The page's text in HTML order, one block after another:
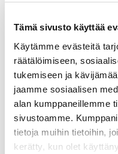
Tämä sivusto käyttää
Käytämme evästeitä
räätälöimiseen,
tukemiseen ja
jaamme sosiaalisen
alan kumppaneillemme
sivustoamme.
tietoja muihin tietoihin,
kerätty, kun olet
Hyvän sadon
Saarna Evankelisen
kesäjuhlilla
7.6.2026